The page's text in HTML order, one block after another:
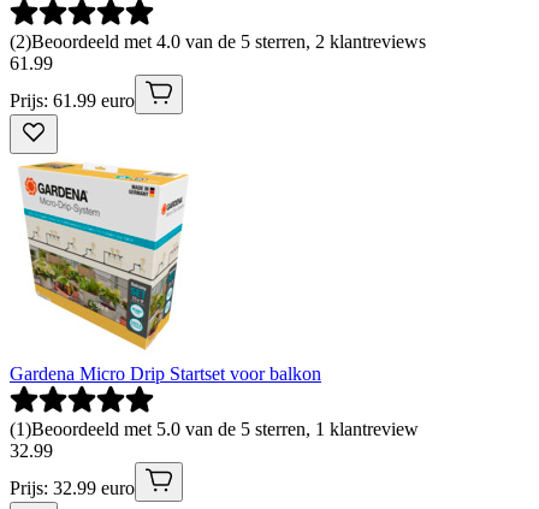
(2)Beoordeeld met 4.0 van de 5 sterren, 2 klantreviews
61 .99
Prijs: 61.99 euro
Gardena Micro Drip Startset voor balkon
(1)Beoordeeld met 5.0 van de 5 sterren, 1 klantreview
32.99
Prijs: 32.99 euro